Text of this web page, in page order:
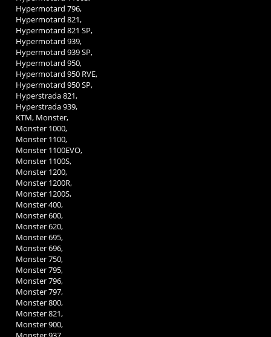
Hypermotard 796,
Hypermotard 821,
Hypermotard 821 SP,
Hypermotard 939,
Hypermotard 939 SP,
Hypermotard 950,
Hypermotard 950 RVE,
Hypermotard 950 SP,
Hyperstrada 821,
Hyperstrada 939,
KTM, Monster,
Monster 1000,
Monster 1100,
Monster 1100EVO,
Monster 1100S,
Monster 1200,
Monster 1200R,
Monster 1200S,
Monster 400,
Monster 600,
Monster 620,
Monster 695,
Monster 696,
Monster 750,
Monster 795,
Monster 796,
Monster 797,
Monster 800,
Monster 821,
Monster 900,